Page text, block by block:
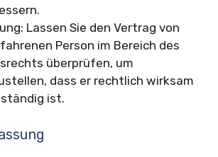
Lassen Sie den Vertrag von
Person im Bereich des
überprüfen, um
dass er rechtlich wirksam
ist.